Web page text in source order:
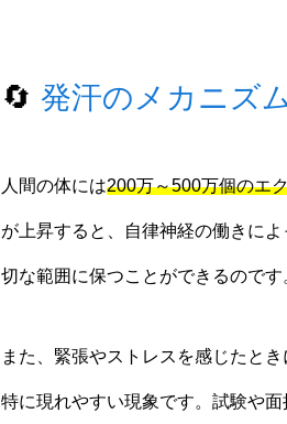
🔄 発汗のメカニズ
人間の体には200万～500万個のエ
が上昇すると、自律神経の働きに
切な範囲に保つことができるのです
また、緊張やストレスを感じたと
特に現れやすい現象です。試験や